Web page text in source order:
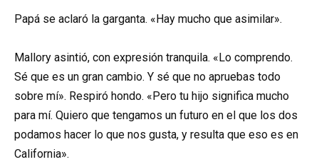
Papá se aclaró la garganta. «Hay mucho que asimilar».
Mallory asintió, con expresión tranquila. «Lo comprendo.
Sé que es un gran cambio. Y sé que no apruebas todo
sobre mí». Respiró hondo. «Pero tu hijo significa mucho
para mí. Quiero que tengamos un futuro en el que los dos
podamos hacer lo que nos gusta, y resulta que eso es en
California».